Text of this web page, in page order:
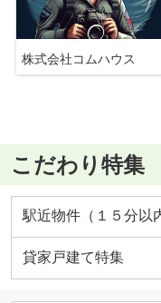
株式会社コムハウス
こだわり特集
駅近物件（１５分以
貸家戸建て特集